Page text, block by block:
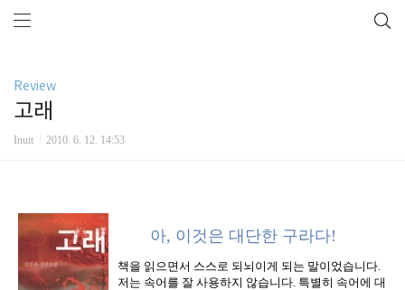
Review
고래
Inuit 2010. 6. 12. 14:53
아, 이것은 대단한 구라다!
책을 읽으면서 스스로 되뇌이게 되는 말이었습니다.
저는 속어를 잘 사용하지 않습니다. 특별히 속어에 대